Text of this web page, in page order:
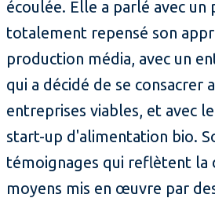
écoulée. Elle a parlé avec un
totalement repensé son
production média, avec un
qui a décidé de se consacrer
entreprises viables, et avec
start-up d'alimentation bio.
témoignages qui reflètent la
moyens mis en œuvre par